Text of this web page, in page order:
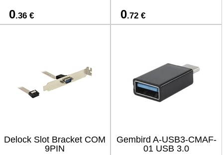
0.36 € 0.72 €
Delock Slot Bracket COM
9PIN
Gembird A-USB3-CMAF-
01 USB 3.0